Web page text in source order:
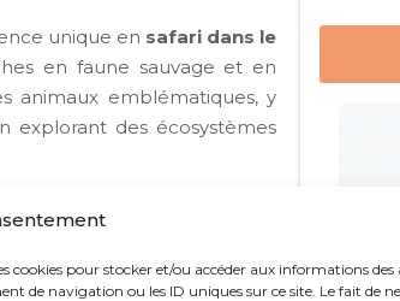
cookies pour stocker et/ou accéder aux informations
de navigation ou les ID uniques sur ce site. Le fait de
unique en safari dans le
en faune sauvage et en
animaux emblématiques, y
explorant des écosystèmes
Vous aurez également
coutumes, leurs croyances